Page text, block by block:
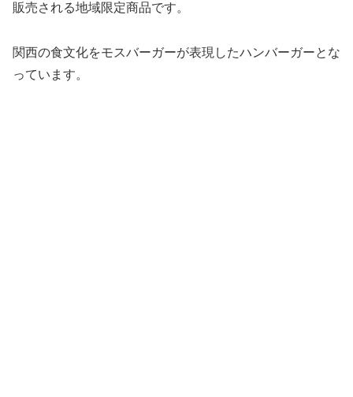
販売される地域限定商品です。
関西の食文化をモスバーガーが表現したハンバーガーとな
っています。